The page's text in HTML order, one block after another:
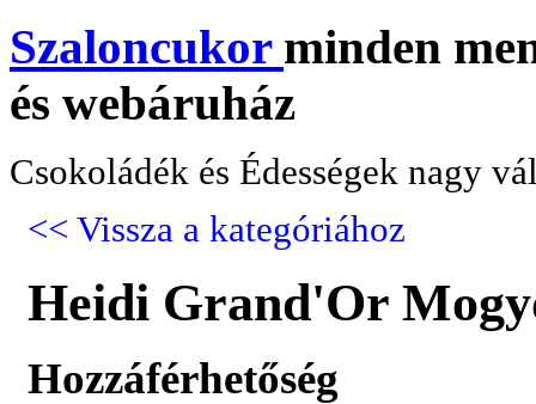
Szaloncukor minden
és webáruház
Csokoládék és Édességek nagy
<< Vissza a kategóriához
Heidi Grand'Or
Hozzáférhetőség